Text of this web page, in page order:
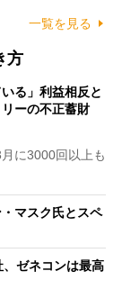
一覧を見る
方
る」利益相反と
ーの不正蓄財
に3000回以上も
マスク氏とスペ
、ゼネコンは最高